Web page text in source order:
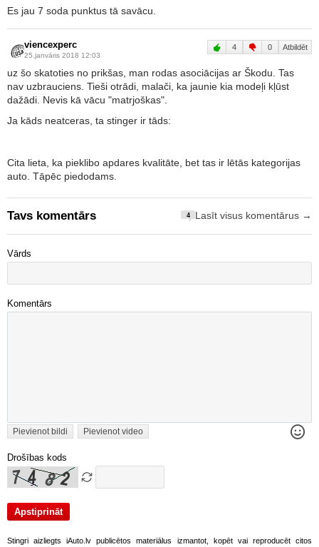
Es jau 7 soda punktus tā savācu.
viencexperc
25.janvāris 2018 12:03
4 0 Atbildēt
uz šo skatoties no prikšas, man rodas asociācijas ar Škodu. Tas
nav uzbrauciens. Tieši otrādi, malači, ka jaunie kia modeļi kļūst
dažādi. Nevis kā vācu "matrjoškas".
Ja kāds neatceras, ta stinger ir tāds:
Cita lieta, ka pieklibo apdares kvalitāte, bet tas ir lētās kategorijas
auto. Tāpēc piedodams.
Tavs komentārs 4 Lasīt visus komentārus →
Vārds
Komentārs
Pievienot bildi Pievienot video
Drošības kods
Stingri aizliegts iAuto.lv publicētos materiālus izmantot, kopēt vai reproducēt citos